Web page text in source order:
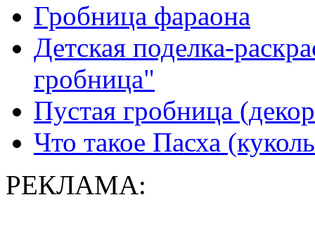
Гробница фараона
Детская поделка-
гробница"
Пустая гробница
Что такое Пасха
РЕКЛАМА: